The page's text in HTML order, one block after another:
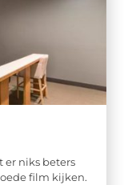
er niks beters
film kijken.